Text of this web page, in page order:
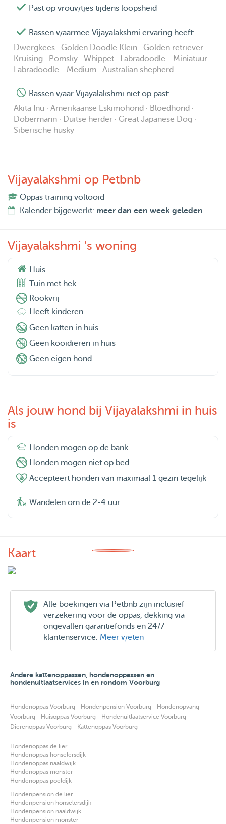
Past op vrouwtjes tijdens loopsheid
Rassen waarmee Vijayalakshmi ervaring heeft:
Dwergkees · Golden Doodle Klein · Golden retriever ·
Kruising · Pomsky · Whippet · Labradoodle - Miniatuur ·
Labradoodle - Medium · Australian shepherd
Rassen waar Vijayalakshmi niet op past:
Akita Inu · Amerikaanse Eskimohond · Bloedhond ·
Dobermann · Duitse herder · Great Japanese Dog ·
Siberische husky
Vijayalakshmi op Petbnb
Oppas training voltooid
Kalender bijgewerkt: meer dan een week geleden
Vijayalakshmi 's woning
Huis
Tuin met hek
Rookvrij
Heeft kinderen
Geen katten in huis
Geen kooidieren in huis
Geen eigen hond
Als jouw hond bij Vijayalakshmi in huis
is
Honden mogen op de bank
Honden mogen niet op bed
Accepteert honden van maximaal 1 gezin tegelijk
Wandelen om de 2-4 uur
Kaart
Alle boekingen via Petbnb zijn inclusief
verzekering voor de oppas, dekking via
ongevallen garantiefonds en 24/7
klantenservice. Meer weten
Andere kattenoppassen, hondenoppassen en
hondenuitlaatservices in en rondom Voorburg
Hondenoppas Voorburg · Hondenpension Voorburg · Hondenopvang
Voorburg · Huisoppas Voorburg · Hondenuitlaatservice Voorburg ·
Dierenoppas Voorburg · Kattenoppas Voorburg
Hondenoppas de lier
Hondenoppas honselersdijk
Hondenoppas naaldwijk
Hondenoppas monster
Hondenoppas poeldijk
Hondenpension de lier
Hondenpension honselersdijk
Hondenpension naaldwijk
Hondenpension monster